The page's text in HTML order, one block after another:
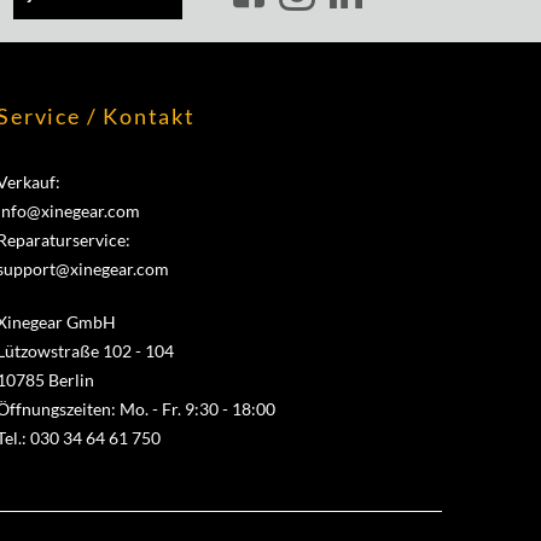
/ Kontakt
GmbH
102 - 104
Berlin
Mo. - Fr. 9:30 - 18:00
030 34 64 61 750